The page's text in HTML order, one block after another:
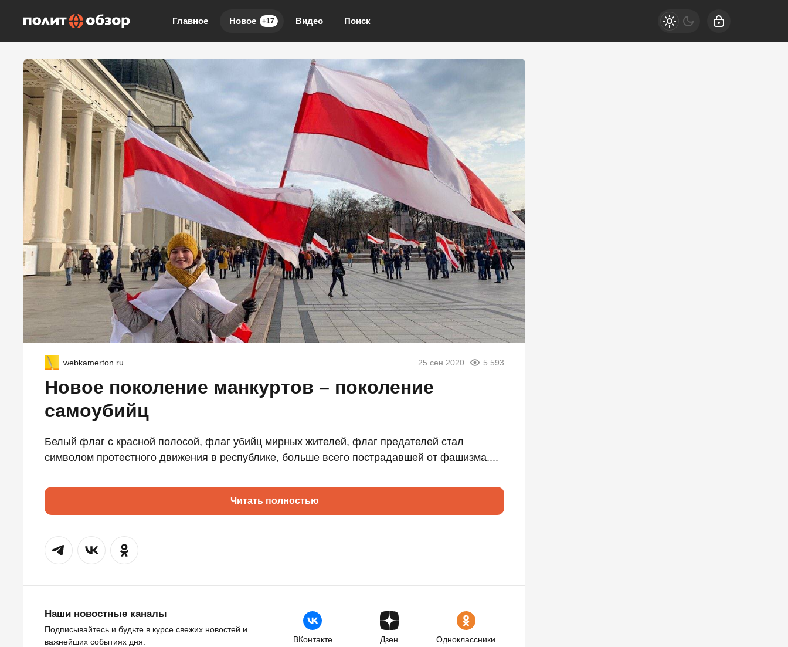
Главное Новое +17 Видео Поиск
webkamerton.ru 25 сен 2020 5 593
Новое поколение манкуртов – поколение
самоубийц
Белый флаг с красной полосой, флаг убийц мирных жителей, флаг предателей стал
символом протестного движения в республике, больше всего пострадавшей от фашизма....
Читать полностью
Наши новостные каналы
Подписывайтесь и будьте в курсе свежих новостей и
важнейших событиях дня.
ВКонтакте Дзен Одноклассники